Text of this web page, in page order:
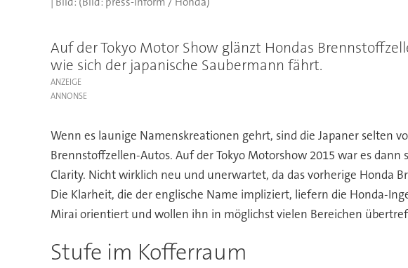
Auf der Tokyo Motor Show glänzt Hondas
wie sich der japanische Saubermann fährt.
ANZEIGE
Wenn es launige Namenskreationen gehrt, sind die Japaner selten
Brennstoffzellen-Autos. Auf der Tokyo Motorshow 2015 war es dann
Clarity. Nicht wirklich neu und unerwartet, da das vorherige Honda
Die Klarheit, die der englische Name impliziert, liefern die Honda-
Mirai orientiert und wollen ihn in möglichst vielen Bereichen
Stufe im Kofferraum